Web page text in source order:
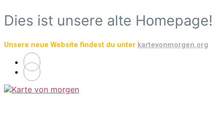
Zum
Hauptinhalt
Dies ist unsere alte Homepage!
Unsere neue Website findest du unter kartevonmorgen.org